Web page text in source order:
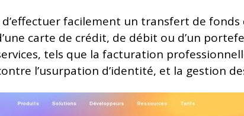
facilement un transfert de fonds
carte de crédit, de débit ou d’un
tels que la facturation
l’usurpation d’identité, et la gestion